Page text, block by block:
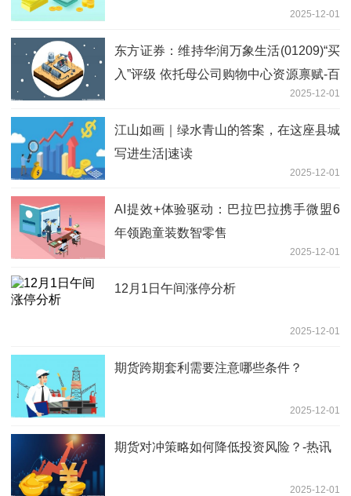
2025-12-01
东方证券：维持华润万象生活(01209)“买
入”评级 依托母公司购物中心资源禀赋-百
2025-12-01
江山如画｜绿水青山的答案，在这座县城
写进生活|速读
2025-12-01
AI提效+体验驱动：巴拉巴拉携手微盟6
年领跑童装数智零售
2025-12-01
12月1日午间涨停分析
2025-12-01
期货跨期套利需要注意哪些条件？
2025-12-01
期货对冲策略如何降低投资风险？-热讯
2025-12-01